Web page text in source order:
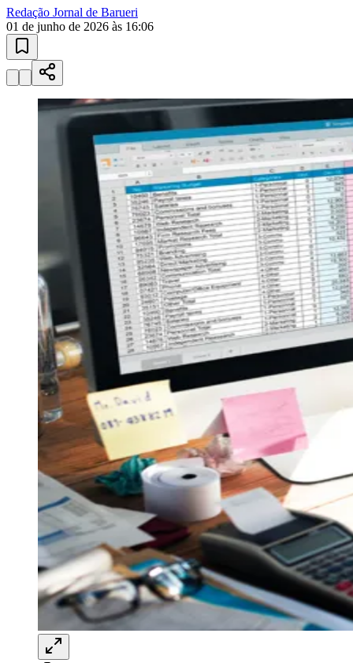
Esportes ao Vivo
atualizadas
Paulistão, Brasileirão, Champions League e mais. Placar em tempo
real, classificação e notícias esportivas.
Acompanhar jogos
Newsletter Bom Dia Barueri
Entretenimento Completo
Resultados das Loterias
Esportes ao Vivo
Trânsito em Tempo Real
Clima e Previsão do Tempo
Vagas de Emprego
Portal Pet
Guia de Empresas
Anuncie Aqui
Seguir 5min de leitura
Imprevisibilidade no fluxo de caixa eleva
o risco de crédito
Redação Jornal de Barueri
01 de junho de 2026 às 16:06